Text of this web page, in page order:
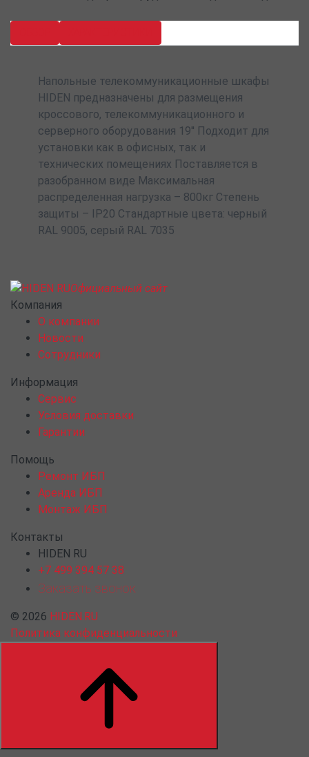
Напольные телекоммуникационные шкафы
HIDEN предназначены для размещения
кроссового, телекоммуникационного и
серверного оборудования 19'' Подходит для
установки как в офисных, так и
технических помещениях Поставляется в
разобранном виде Максимальная
распределенная нагрузка – 800кг Степень
защиты – IP20 Стандартные цвета: черный
RAL 9005, серый RAL 7035
Официальный сайт
Компания
О компании
Новости
Сотрудники
Информация
Сервис
Условия доставки
Гарантии
Помощь
Ремонт ИБП
Аренда ИБП
Монтаж ИБП
Контакты
HIDEN RU
+7 499 394 57 38
Заказать звонок
© 2026 HIDEN.RU
Политика конфиденциальности